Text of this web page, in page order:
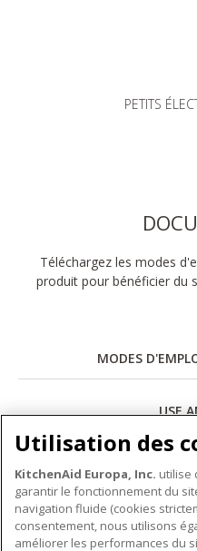
PETITS
Téléchargez les modes
produit pour bénéficier du
MODES
USE
Utilisation des
KitchenAid Europa, Inc. utilise
garantir le fonctionnement du
navigation fluide (cookies
consentement, nous utilisons
améliorer les performances du